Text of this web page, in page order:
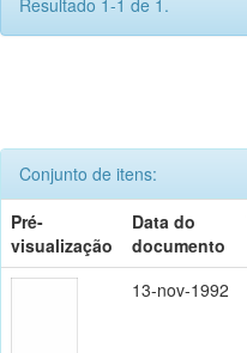
Conjunto de itens:
Pré-
visualização
Data do
documento
13-nov-1992